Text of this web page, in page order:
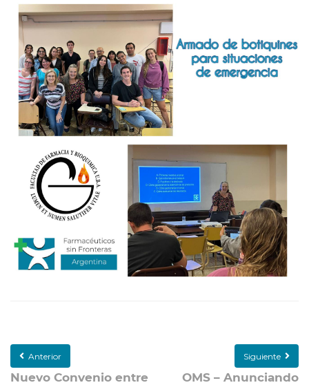
Anterior
Nuevo Convenio entre
Siguiente
OMS – Anunciando